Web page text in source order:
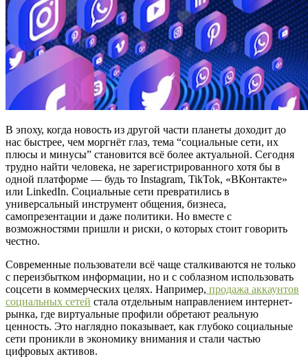
В эпоху, когда новость из другой части планеты доходит до
нас быстрее, чем моргнёт глаз, тема “социальные сети, их
плюсы и минусы” становится всё более актуальной. Сегодня
трудно найти человека, не зарегистрированного хотя бы в
одной платформе — будь то Instagram, TikTok, «ВКонтакте»
или LinkedIn. Социальные сети превратились в
универсальный инструмент общения, бизнеса,
самопрезентации и даже политики. Но вместе с
возможностями пришли и риски, о которых стоит говорить
честно.
Современные пользователи всё чаще сталкиваются не только
с переизбытком информации, но и с соблазном использовать
соцсети в коммерческих целях. Например, продажа аккаунтов
социальных сетей стала отдельным направлением интернет-
рынка, где виртуальные профили обретают реальную
ценность. Это наглядно показывает, как глубоко социальные
сети проникли в экономику внимания и стали частью
цифровых активов.